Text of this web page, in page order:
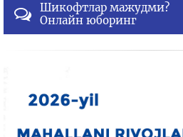
Шикофтлар мажудми?
Онлайн юборинг